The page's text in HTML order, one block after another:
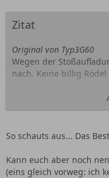
Zitat
Original von Typ3G60
Wegen der
nach. Keine billig
Die Sammler inkl der
So schauts aus... Das
Kann euch aber noch
(eins gleich vorweg: ich